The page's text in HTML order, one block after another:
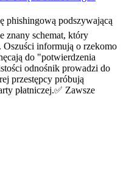
phishingową podszywającą
znany schemat, który
Oszuści informują o rzekomo
do "potwierdzenia
odnośnik prowadzi do
przestępcy próbują
płatniczej.✅ Zawsze